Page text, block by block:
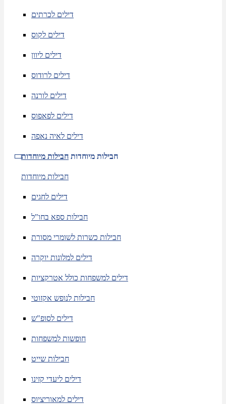
דילים לכרתים
דילים לקוס
דילים ליוון
דילים לרודוס
דילים לורנה
דילים לפאפוס
דילים לאיה נאפה
חבילות מיוחדות חבילות מיוחדות
חבילות מיוחדות
דילים לחגים
חבילות ספא בחו"ל
חבילות כשרות לשומרי מסורת
דילים למלונות יוקרה
דילים למשפחות כולל אטרקציות
חבילות לנופש אקזוטי
דילים לסופ"ש
חופשות למשפחות
חבילות שייט
דילים ליעדי קזינו
דילים למאוריציוס